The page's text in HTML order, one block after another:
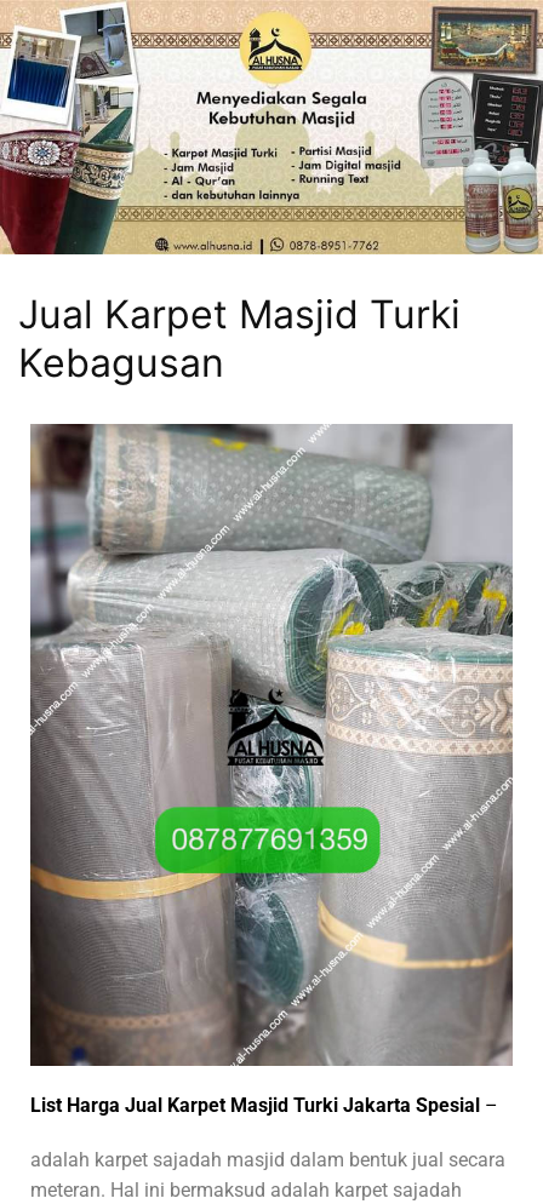
Jual Karpet Masjid Turki
Kebagusan
List Harga Jual Karpet Masjid Turki Jakarta Spesial –
adalah karpet sajadah masjid dalam bentuk jual secara
meteran. Hal ini bermaksud adalah karpet sajadah